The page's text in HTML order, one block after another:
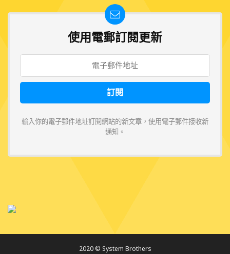
使用電郵訂閱更新
輸入你的電子郵件地址訂閱網站的新文章，使用電子郵件接收新
通知。
2020 © System Brothers